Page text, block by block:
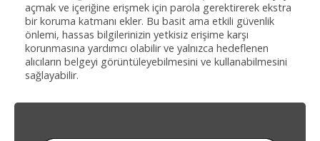
açmak ve içeriğine erişmek için parola gerektirerek ekstra
bir koruma katmanı ekler. Bu basit ama etkili güvenlik
önlemi, hassas bilgilerinizin yetkisiz erişime karşı
korunmasına yardımcı olabilir ve yalnızca hedeflenen
alıcıların belgeyi görüntüleyebilmesini ve kullanabilmesini
sağlayabilir.